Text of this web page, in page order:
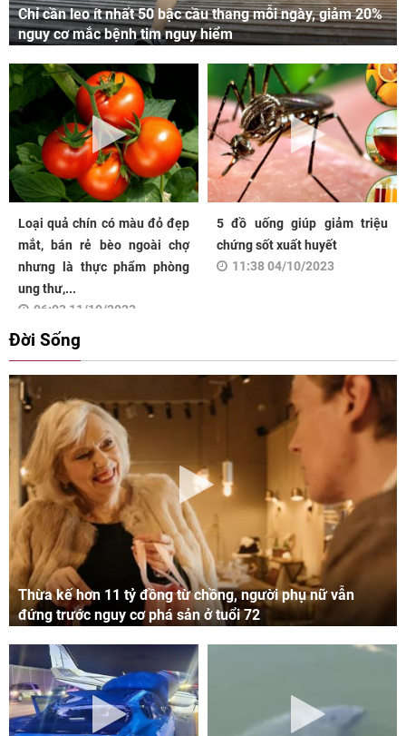
Chỉ cần leo ít nhất 50 bậc cầu thang mỗi ngày, giảm 20%
nguy cơ mắc bệnh tim nguy hiểm
Loại quả chín có màu đỏ đẹp
mắt, bán rẻ bèo ngoài chợ
nhưng là thực phẩm phòng
ung thư,...
06:03 11/10/2023
5 đồ uống giúp giảm triệu
chứng sốt xuất huyết
11:38 04/10/2023
Đời Sống
Thừa kế hơn 11 tỷ đồng từ chồng, người phụ nữ vẫn
đứng trước nguy cơ phá sản ở tuổi 72